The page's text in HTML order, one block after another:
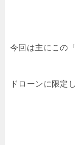
今回は主にこの
ドローンに限定